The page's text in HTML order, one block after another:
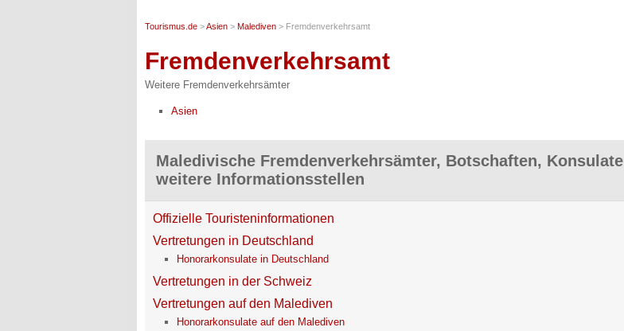
Tourismus.de >Asien > Malediven > Fremdenverkehrsamt
Fremdenverkehrsamt
Weitere Fremdenverkehrsämter
Asien
Maledivische Fremdenverkehrsämter, Botschaften, Konsulate
weitere Informationsstellen
Offizielle Touristeninformationen
Vertretungen in Deutschland
Honorarkonsulate in Deutschland
Vertretungen in der Schweiz
Vertretungen auf den Malediven
Honorarkonsulate auf den Malediven